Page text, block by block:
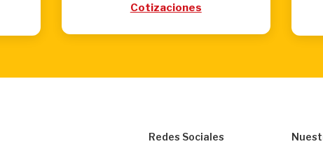
Cotizaciones
Redes Sociales